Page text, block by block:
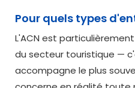
Pour quels types
L'ACN est
du secteur touristique —
accompagne le plus